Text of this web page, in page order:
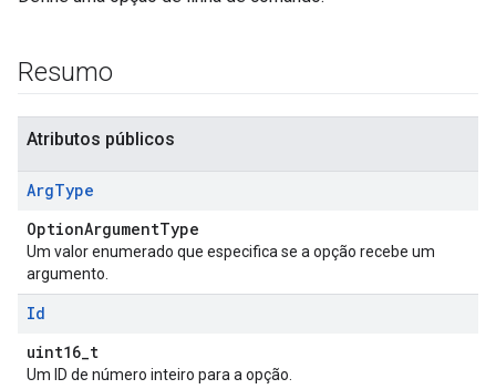
Resumo
Atributos públicos
ArgType
OptionArgumentType
Um valor enumerado que especifica se a opção recebe um
argumento.
Id
uint16_t
Um ID de número inteiro para a opção.